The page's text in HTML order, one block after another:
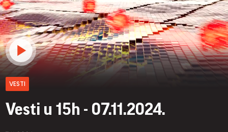
VESTI
Vesti u 15h - 07.11.2024.